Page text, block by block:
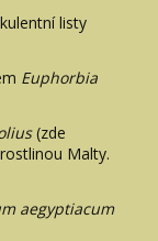
listy
Euphorbia
(zde
Malty.
aegyptiacum